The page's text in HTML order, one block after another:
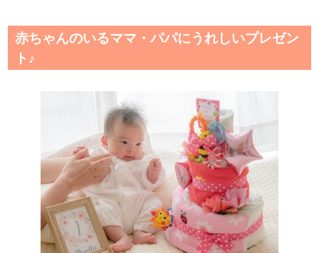
赤ちゃんのいるママ・パパにうれしいプレゼン
ト♪